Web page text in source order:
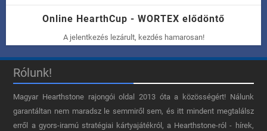
Online HearthCup - WORTEX elődöntő
A jelentkezés lezárult, kezdés hamarosan!
Rólunk!
Magyar Hearthstone​ rajongói oldal 2013 óta a közösségért! Nálunk
garantáltan nem maradsz le semmiről sem, és itt mindent megtalálsz
erről a gyors-iramú stratégiai kártyajátékról, a Hearthstone-ról - hírek,